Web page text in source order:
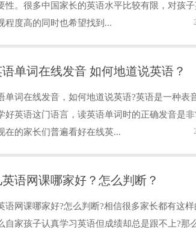
性。很多中国家长的英语水平比较有限，对孩子
程度高的同时也希望找到...
单词在线发音 如何地道说英语？
单词在线发音，如何地道说英语?英语是一种表
好英语这门语言，读英语单词时的正确发音是
在的家长们普遍看好在线英...
语网课哪家好？怎么判断？
语网课哪家好?怎么判断?相信很多家长都有这样
自家孩子认真学习英语但成绩却总是跟不上?那